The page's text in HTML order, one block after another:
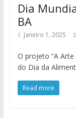
Dia
BA
Janeiro 1, 2025
O projeto “A
do Dia da
Read more